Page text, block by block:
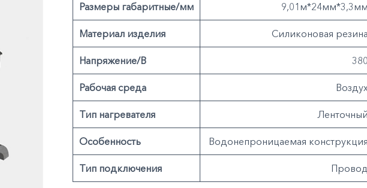
Размеры габаритные/мм 9,01м*24мм*3,3мм
Материал изделия Cиликоновая резина
Напряжение/В 380
Рабочая среда
Тип нагревателя Ленточный
Особенность Водонепроницаемая конструкция
Тип подключения Провод